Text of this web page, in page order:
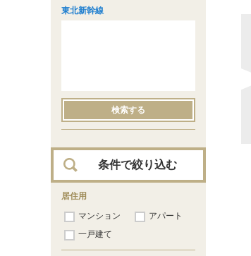
東北新幹線
検索する
条件で絞り込む
居住用
マンション
アパート
一戸建て